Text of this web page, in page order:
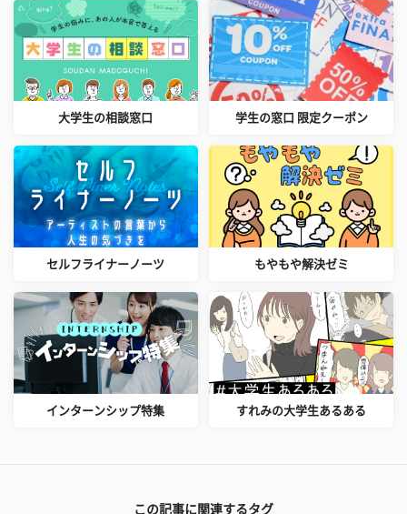
大学生の相談窓口 学生の窓口 限定クーポン
セルフライナーノーツ もやもや解決ゼミ
インターンシップ特集 すれみの大学生あるある
この記事に関連するタグ